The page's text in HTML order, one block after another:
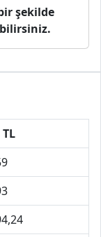
şekilde